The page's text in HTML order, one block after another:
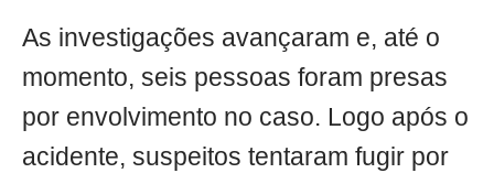
As investigações avançaram e, até o
momento, seis pessoas foram presas
por envolvimento no caso. Logo após o
acidente, suspeitos tentaram fugir por